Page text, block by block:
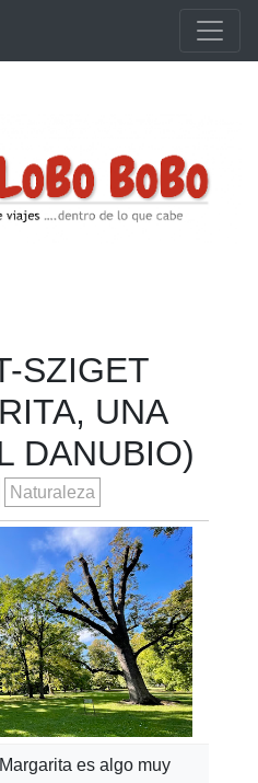
SZIGET
UNA
DANUBIO)
Naturaleza
es algo muy